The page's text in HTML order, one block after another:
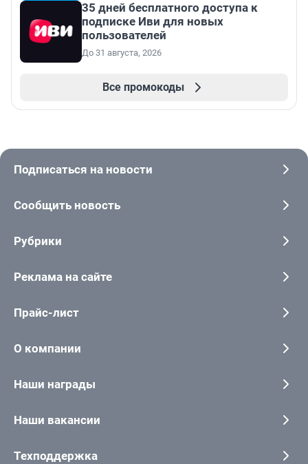
35 дней бесплатного доступа к
подписке Иви для новых
пользователей
До 31 августа, 2026
Все промокоды
Подписаться на новости
Сообщить новость
Рубрики
Реклама на сайте
Прайс-лист
О компании
Наши награды
Наши вакансии
Техподдержка